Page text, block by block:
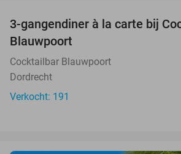
3-gangendiner à la carte bij
Blauwpoort
Cocktailbar Blauwpoort
Dordrecht
Verkocht: 191